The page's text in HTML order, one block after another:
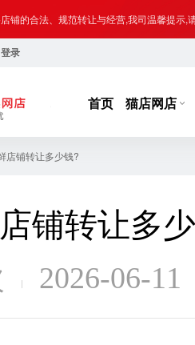
铺的合法、规范转让与经营,我司温馨提示
买抖店网络店铺后，存在试图规避平台监
铺的合法、规范转让与经营,我司温馨提示
登录
首页 猫店网店
店铺转让多少钱?
铺转让多
2026-06-11